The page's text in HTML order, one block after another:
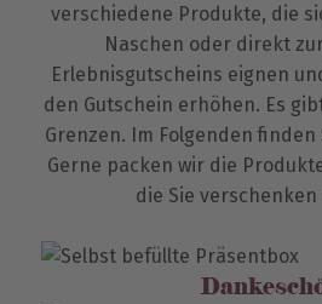
verschiedene Produkte, die
Naschen oder direkt
Erlebnisgutscheins eignen
den Gutschein erhöhen. Es
Grenzen. Im Folgenden finden
Gerne packen wir die
die Sie